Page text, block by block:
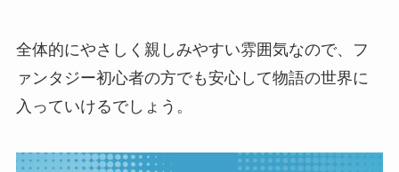
全体的にやさしく親しみやすい雰囲気なので、フ
ァンタジー初心者の方でも安心して物語の世界に
入っていけるでしょう。